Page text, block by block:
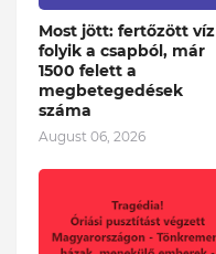
Most jött: fertőzött víz
folyik a csapból, már
1500 felett a
megbetegedések
száma
August 06, 2026